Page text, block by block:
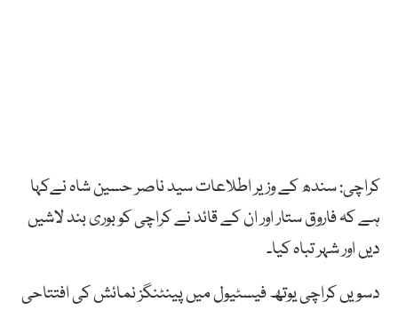
کراچی: سندھ کے وزیر اطلاعات سید ناصر حسین شاہ نےکہا
ہے کہ فاروق ستار اور ان کے قائد نے کراچی کو بوری بند لاشیں
دیں اور شہر تباہ کیا۔
دسویں کراچی یوتھ فیسٹیول میں پینٹنگز نمائش کی افتتاحی